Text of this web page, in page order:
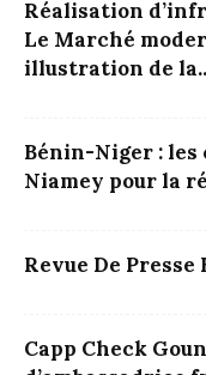
Réalisation
Le Marché
illustration de
Bénin-Niger :
Niamey pour la
Revue De Presse
Capp Check